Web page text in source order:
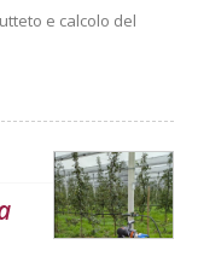
e calcolo del